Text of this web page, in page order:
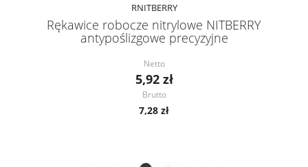
RNITBERRY
Rękawice robocze nitrylowe NITBERRY
antypoślizgowe precyzyjne
Netto
5,92 zł
Brutto
7,28 zł